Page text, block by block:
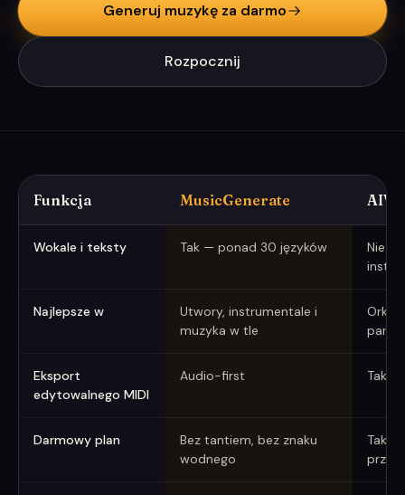
Generuj muzykę za darmo
Rozpocznij
Funkcja MusicGenerate AIVA
Wokale i teksty Tak — ponad 30 języków
Nie —
Najlepsze w
Utwory, instrumentale i
muzyka w tle
Eksport
edytowalnego MIDI
Audio-first Tak —
Darmowy plan
Bez tantiem, bez znaku
wodnego
Tak,